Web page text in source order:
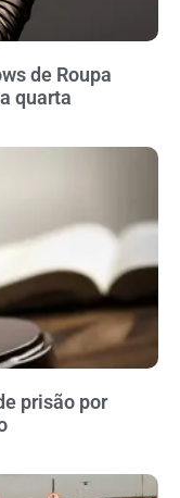
de Roupa
quarta
prisão por